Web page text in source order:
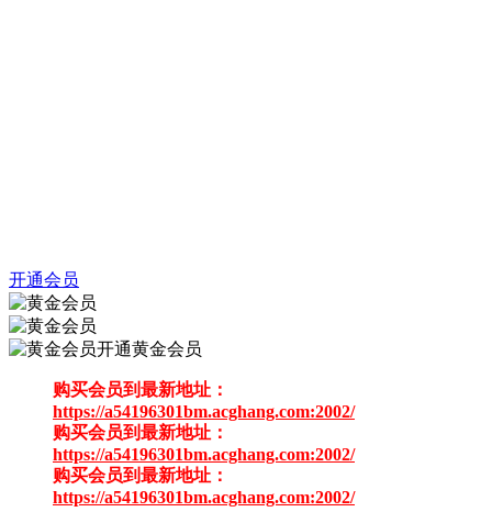
开通会员
开通黄金会员
购买会员到最新地址：
https://a54196301bm.acghang.com:2002/
购买会员到最新地址：
https://a54196301bm.acghang.com:2002/
购买会员到最新地址：
https://a54196301bm.acghang.com:2002/